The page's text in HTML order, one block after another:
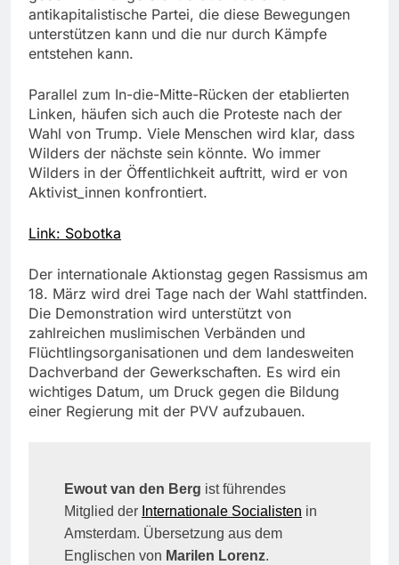
antikapitalistische Partei, die diese Bewegungen
unterstützen kann und die nur durch Kämpfe
entstehen kann.
Parallel zum In-die-Mitte-Rücken der etablierten
Linken, häufen sich auch die Proteste nach der
Wahl von Trump. Viele Menschen wird klar, dass
Wilders der nächste sein könnte. Wo immer
Wilders in der Öffentlichkeit auftritt, wird er von
Aktivist_innen konfrontiert.
Link: Sobotka
Der internationale Aktionstag gegen Rassismus am
18. März wird drei Tage nach der Wahl stattfinden.
Die Demonstration wird unterstützt von
zahlreichen muslimischen Verbänden und
Flüchtlingsorganisationen und dem landesweiten
Dachverband der Gewerkschaften. Es wird ein
wichtiges Datum, um Druck gegen die Bildung
einer Regierung mit der PVV aufzubauen.
Ewout van den Berg ist führendes
Mitglied der Internationale Socialisten in
Amsterdam. Übersetzung aus dem
Englischen von Marilen Lorenz.